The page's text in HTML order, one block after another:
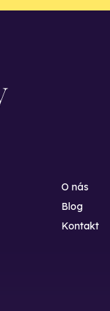
O nás
Blog
Kontakt